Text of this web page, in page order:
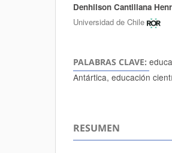
Autores/as
Denhilson Cantillana
Universidad de Chile
PALABRAS CLAVE:
Antártica, educación
RESUMEN